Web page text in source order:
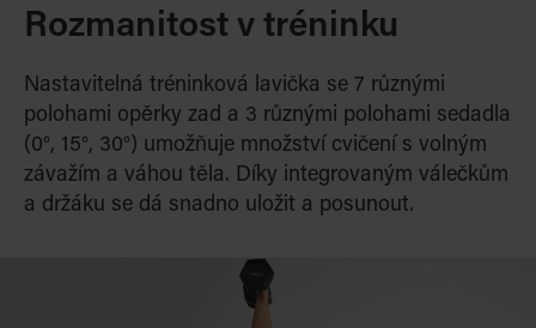
Rozmanitost v tréninku
Nastavitelná tréninková lavička se 7 různými
polohami opěrky zad a 3 různými polohami sedadla
(0°, 15°, 30°) umožňuje množství cvičení s volným
závažím a váhou těla. Díky integrovaným válečkům
a držáku se dá snadno uložit a posunout.